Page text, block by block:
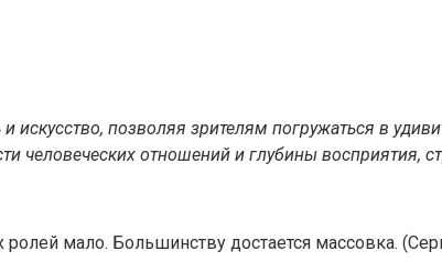
искусство, позволяя зрителям погружаться в
человеческих отношений и глубины восприятия,
мало. Большинству достается массовка.